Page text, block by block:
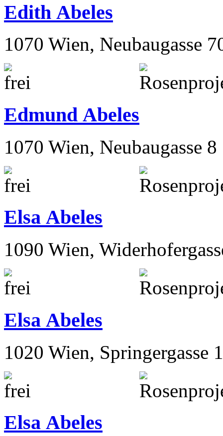
Edith Abeles
1070 Wien, Neubaugasse
Edmund Abeles
1070 Wien, Neubaugasse 8
Elsa Abeles
1090 Wien,
Elsa Abeles
1020 Wien, Springergasse
Elsa Abeles